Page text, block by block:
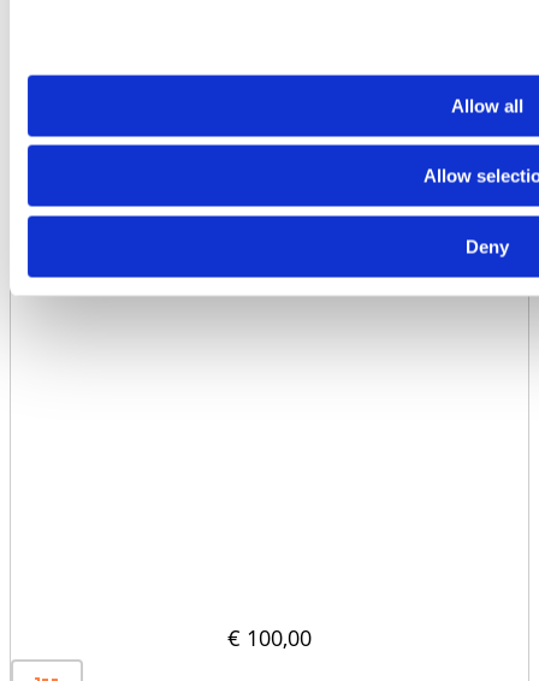
Allow all
Allow
Deny
€ 100,00